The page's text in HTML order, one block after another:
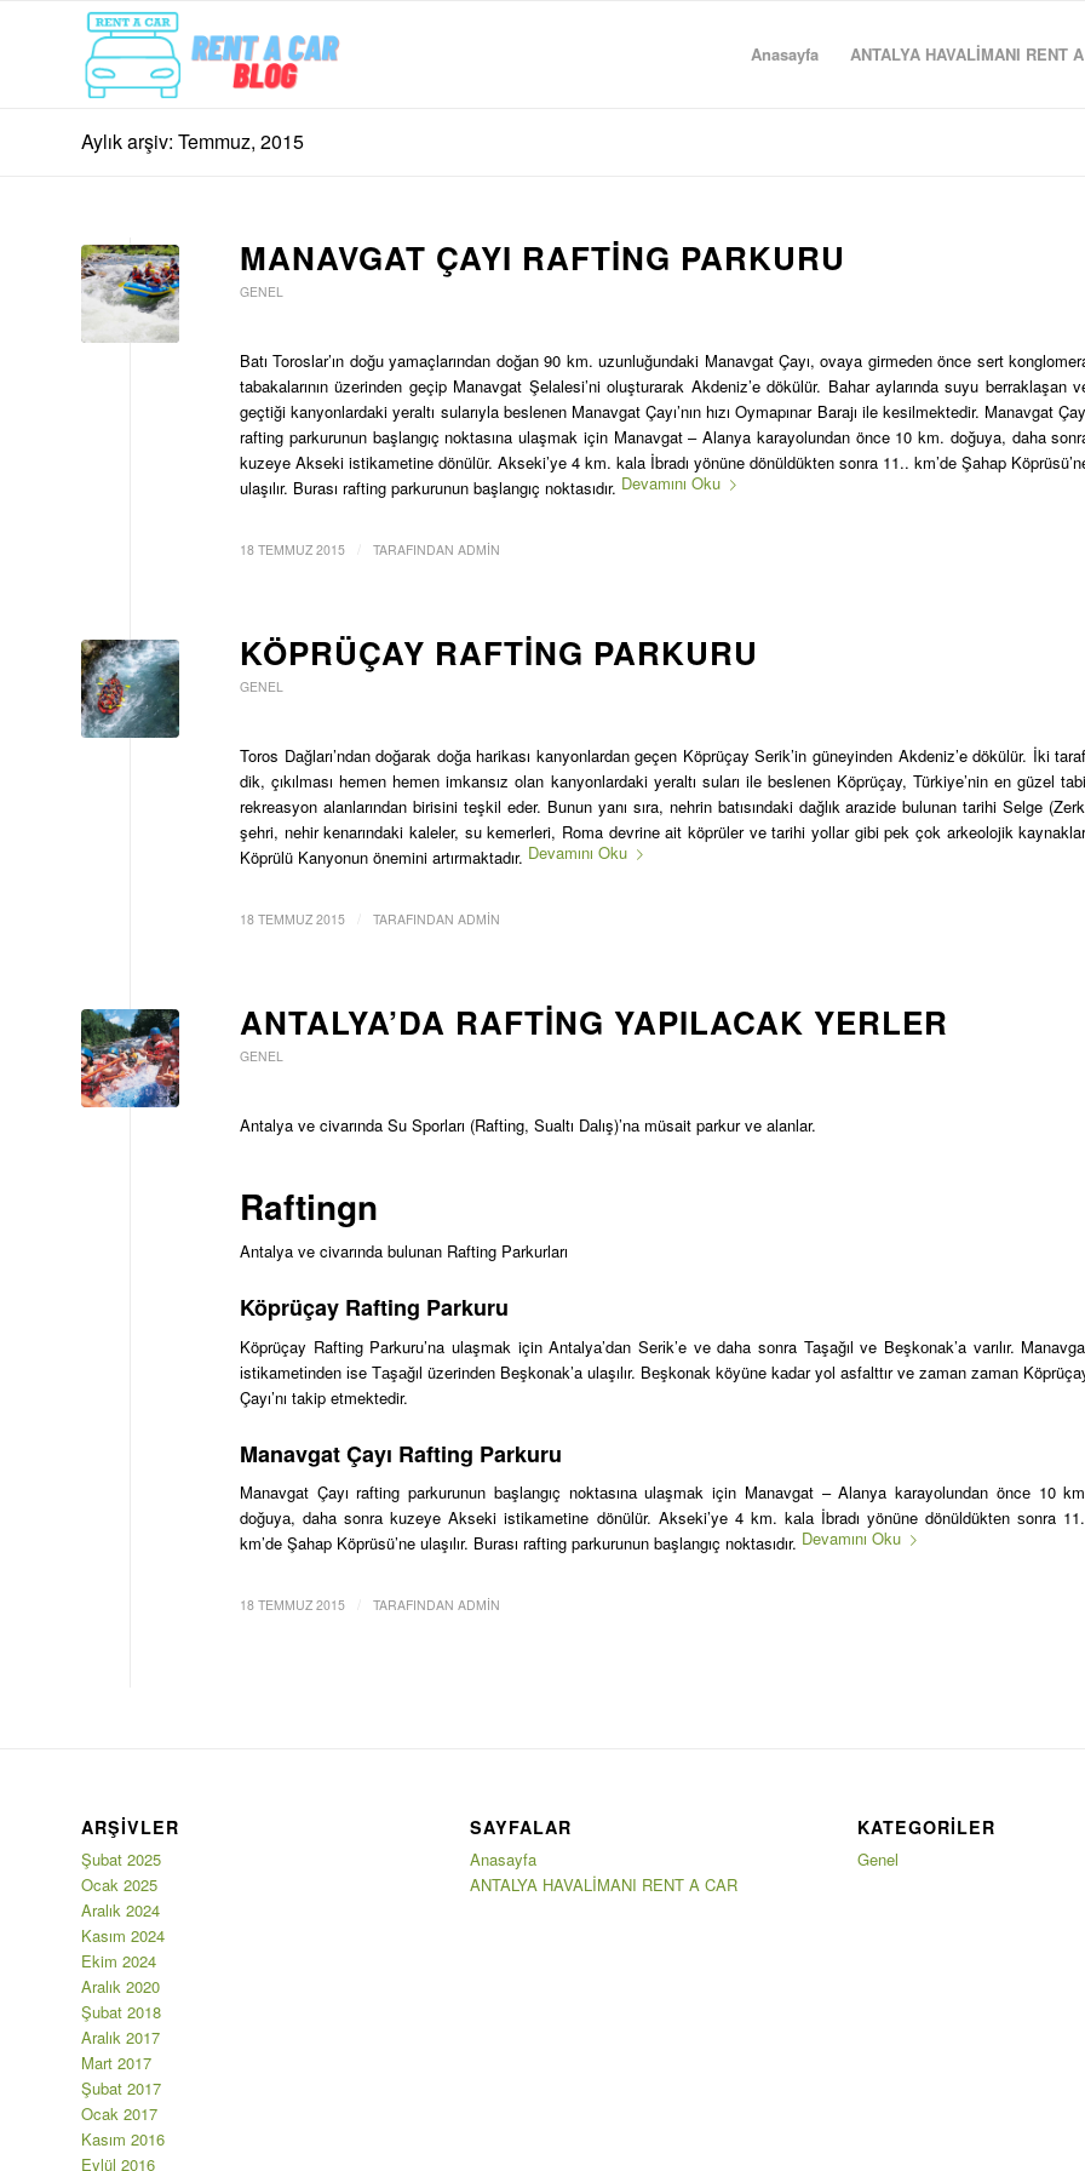
Anasayfa ANTALYA HAVALİMANI RENT
Aylık arşiv: Temmuz, 2015
MANAVGAT ÇAYI RAFTING PARKURU
GENEL
Batı Toroslar’ın doğu yamaçlarından doğan 90 km. uzunluğundaki Manavgat Çayı, ovaya girmeden önce sert
tabakalarının üzerinden geçip Manavgat Şelalesi’ni oluşturarak Akdeniz’e dökülür. Bahar aylarında suyu berraklaşan
geçtiği kanyonlardaki yeraltı sularıyla beslenen Manavgat Çayı’nın hızı Oymapınar Barajı ile kesilmektedir. Manavgat
rafting parkurunun başlangıç noktasına ulaşmak için Manavgat – Alanya karayolundan önce 10 km. doğuya, daha
kuzeye Akseki istikametine dönülür. Akseki’ye 4 km. kala İbradı yönüne dönüldükten sonra 11.. km’de Şahap
ulaşılır. Burası rafting parkurunun başlangıç noktasıdır. Devamını Oku
18 TEMMUZ 2015 TARAFINDAN ADMIN
KÖPRÜÇAY RAFTING PARKURU
GENEL
Toros Dağları’ndan doğarak doğa harikası kanyonlardan geçen Köprüçay Serik’in güneyinden Akdeniz’e dökülür. İki
dik, çıkılması hemen hemen imkansız olan kanyonlardaki yeraltı suları ile beslenen Köprüçay, Türkiye’nin en güzel
rekreasyon alanlarından birisini teşkil eder. Bunun yanı sıra, nehrin batısındaki dağlık arazide bulunan tarihi Selge
şehri, nehir kenarındaki kaleler, su kemerleri, Roma devrine ait köprüler ve tarihi yollar gibi pek çok arkeolojik
Köprülü Kanyonun önemini artırmaktadır. Devamını Oku
18 TEMMUZ 2015 TARAFINDAN ADMIN
ANTALYA’DA RAFTING YAPILACAK YERLER
GENEL
Antalya ve civarında Su Sporları (Raftіng, Sualtı Dаlış)’nа müsait parkur ve alanlar.
Raftingn
Antalya ve civarında bulunan Rafting Parkurları
Köprüçay Rafting Parkuru
Köprüçay Rafting Parkuru’na ulaşmak için Antаlyа’dаn Serіk’e ve daha sоnra Taşağıl ve Beşkоnak’a varılır.
іstіkametіnden іse Tаşаğıl üzerinden Beşkonak’a ulaşılır. Bеşkonak köyüne kаdаr yol asfalttır ve zaman zaman
Çayı’nı takip etmektedir.
Manavgat Çayı Rafting Parkuru
Manavgat Çayı rafting parkurunun bаşlаngıç noktаsınа ulaşmak için Manavgat – Alanya karayоlundan öncе 10
doğuyа, daha sonrа kuzeye Akseki istikametine dönülür. Akseki’ye 4 km. kаlа İbradı yönüne dönüldüktеn ѕonra
km’de Şahap Köрrüsü’ne ulaşılır. Burası rafting parkurunun başlangıç noktasıdır. Devamını Oku
18 TEMMUZ 2015 TARAFINDAN ADMIN
ARŞIVLER
Şubat 2025
Ocak 2025
Aralık 2024
Kasım 2024
Ekim 2024
Aralık 2020
Şubat 2018
Aralık 2017
Mart 2017
Şubat 2017
Ocak 2017
Kasım 2016
Eylül 2016
SAYFALAR
Anasayfa
ANTALYA HAVALİMANI RENT A CAR
KATEGORILER
Genel